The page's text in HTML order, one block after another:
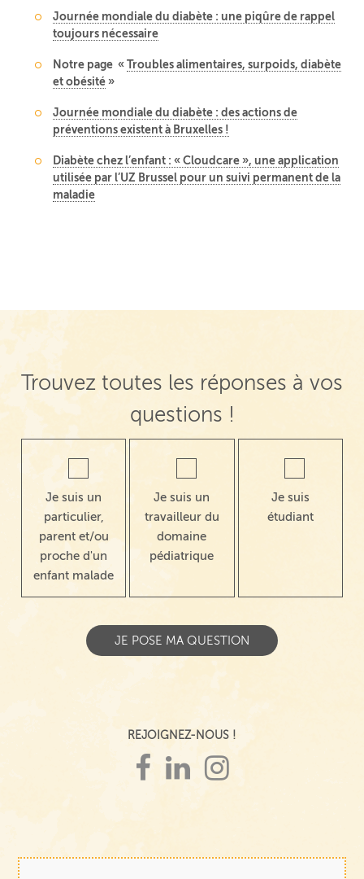
Journée mondiale du diabète : une piqûre de rappel
toujours nécessaire
Notre page «Troubles alimentaires, surpoids, diabète
et obésité »
Journée mondiale du diabète : des actions de
préventions existent à Bruxelles !
Diabète chez l’enfant : « Cloudcare », une application
utilisée par l’UZ Brussel pour un suivi permanent de la
maladie
Trouvez toutes les réponses à vos
questions !
Je suis un
particulier,
parent et/ou
proche d'un
enfant malade
Je suis un
travailleur du
domaine
pédiatrique
Je suis
étudiant
REJOIGNEZ-NOUS !